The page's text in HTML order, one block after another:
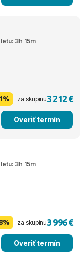
3h 15m
za skupinu3 212 €
Overiť termín
3h 15m
za skupinu3 996 €
Overiť termín